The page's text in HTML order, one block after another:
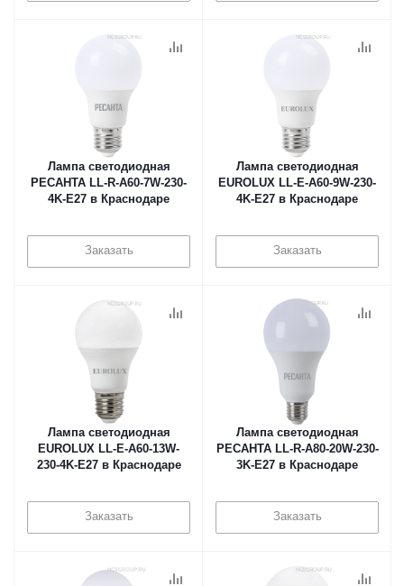
Лампа светодиодная
РЕСАНТА LL-R-A60-7W-230-
4K-E27 в Краснодаре
Заказать
Лампа светодиодная
EUROLUX LL-E-A60-9W-230-
4K-E27 в Краснодаре
Заказать
Лампа светодиодная
EUROLUX LL-E-A60-13W-
230-4K-E27 в Краснодаре
Заказать
Лампа светодиодная
РЕСАНТА LL-R-A80-20W-230-
3K-E27 в Краснодаре
Заказать